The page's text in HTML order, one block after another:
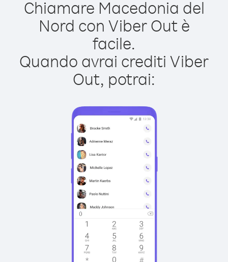
Chiamare Macedonia del
Nord con Viber Out è
facile.
Quando avrai crediti Viber
Out, potrai: